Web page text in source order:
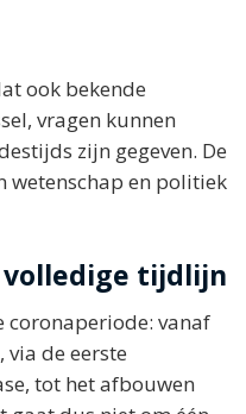
ook bekende
vragen kunnen
zijn gegeven. De
wetenschap en politiek
volledige tijdlijn
coronaperiode: vanaf
via de eerste
tot het afbouwen